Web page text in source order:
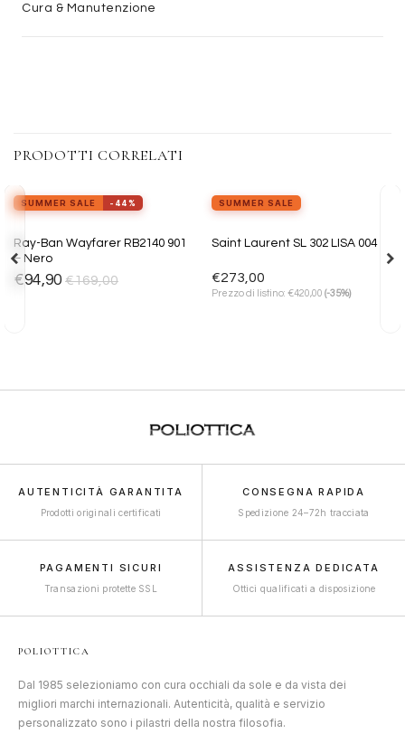
Cura & Manutenzione
PRODOTTI CORRELATI
Aggiungi
alla lista
view_in_arProvalo ora
SUMMER SALE -44%
Ray-Ban Wayfarer RB2140 901
– Nero
€94,90 €169,00
Aggiungi
alla lista
SUMMER SALE
Saint Laurent SL 302 LISA 004
€273,00
Prezzo di listino: €420,00 (-35%)
AUTENTICITÀ GARANTITA
Prodotti originali certificati
CONSEGNA RAPIDA
Spedizione 24–72h tracciata
PAGAMENTI SICURI
Transazioni protette SSL
ASSISTENZA DEDICATA
Ottici qualificati a disposizione
POLIOTTICA
Dal 1985 selezioniamo con cura occhiali da sole e da vista dei
migliori marchi internazionali. Autenticità, qualità e servizio
personalizzato sono i pilastri della nostra filosofia.